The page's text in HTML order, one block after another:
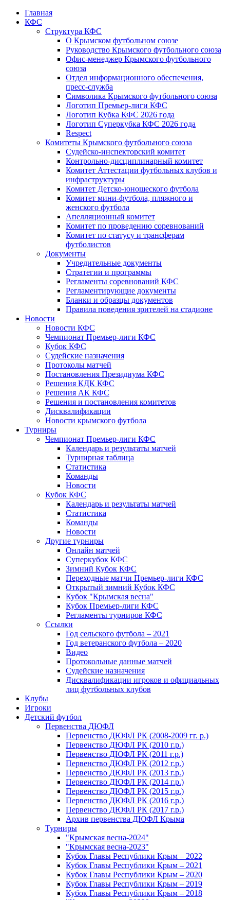
Главная
КФС
Структура КФС
О Крымском футбольном союзе
Руководство Крымского футбольного союза
Офис-менеджер Крымского футбольного
союза
Отдел информационного обеспечения,
пресс-служба
Символика Крымского футбольного союза
Логотип Премьер-лиги КФС
Логотип Кубка КФС 2026 года
Логотип Суперкубка КФС 2026 года
Respect
Комитеты Крымского футбольного союза
Судейско-инспекторский комитет
Контрольно-дисциплинарный комитет
Комитет Аттестации футбольных клубов и
инфраструктуры
Комитет Детско-юношеского футбола
Комитет мини-футбола, пляжного и
женского футбола
Апелляционный комитет
Комитет по проведению соревнований
Комитет по статусу и трансферам
футболистов
Документы
Учредительные документы
Стратегии и программы
Регламенты соревнований КФС
Регламентирующие документы
Бланки и образцы документов
Правила поведения зрителей на стадионе
Новости
Новости КФС
Чемпионат Премьер-лиги КФС
Кубок КФС
Судейские назначения
Протоколы матчей
Постановления Президиума КФС
Решения КДК КФС
Решения АК КФС
Решения и постановления комитетов
Дисквалификации
Новости крымского футбола
Турниры
Чемпионат Премьер-лиги КФС
Календарь и результаты матчей
Турнирная таблица
Статистика
Команды
Новости
Кубок КФС
Календарь и результаты матчей
Статистика
Команды
Новости
Другие турниры
Онлайн матчей
Суперкубок КФС
Зимний Кубок КФС
Переходные матчи Премьер-лиги КФС
Открытый зимний Кубок КФС
Кубок "Крымская весна"
Кубок Премьер-лиги КФС
Регламенты турниров КФС
Ссылки
Год сельского футбола – 2021
Год ветеранского футбола – 2020
Видео
Протокольные данные матчей
Судейские назначения
Дисквалификации игроков и официальных
лиц футбольных клубов
Клубы
Игроки
Детский футбол
Первенства ДЮФЛ
Первенство ДЮФЛ РК (2008-2009 гг. р.)
Первенство ДЮФЛ РК (2010 г.р.)
Первенство ДЮФЛ РК (2011 г.р.)
Первенство ДЮФЛ РК (2012 г.р.)
Первенство ДЮФЛ РК (2013 г.р.)
Первенство ДЮФЛ РК (2014 г.р.)
Первенство ДЮФЛ РК (2015 г.р.)
Первенство ДЮФЛ РК (2016 г.р.)
Первенство ДЮФЛ РК (2017 г.р.)
Архив первенства ДЮФЛ Крыма
Турниры
"Крымская весна-2024"
"Крымская весна-2023"
Кубок Главы Республики Крым – 2022
Кубок Главы Республики Крым – 2021
Кубок Главы Республики Крым – 2020
Кубок Главы Республики Крым – 2019
Кубок Главы Республики Крым – 2018